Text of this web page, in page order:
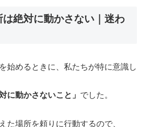
は絶対に動かさない｜迷わ
始めるときに、私たちが特に意識し
に動かさないこと」 でした。
た場所を頼りに行動するので、